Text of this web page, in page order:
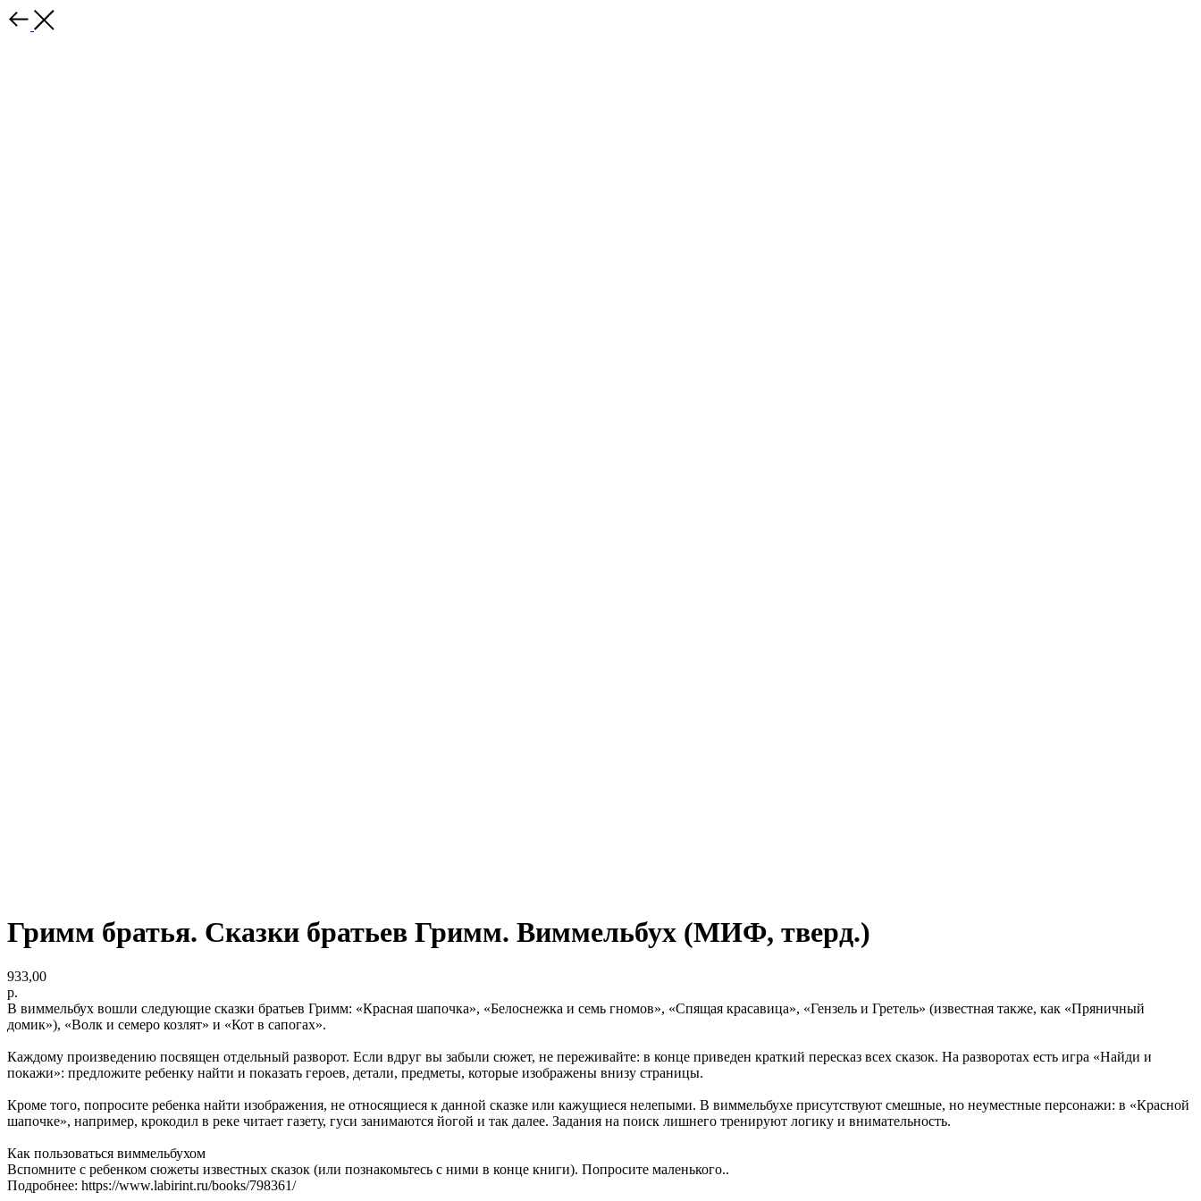
Гримм братья. Сказки братьев Гримм. Виммельбух (МИФ, тверд.)
933,00
р.
В виммельбух вошли следующие сказки братьев Гримм: «Красная шапочка», «Белоснежка и семь гномов», «Спящая красавица», «Гензель и Гретель» (известная также, как «Пряничный
домик»), «Волк и семеро козлят» и «Кот в сапогах».
Каждому произведению посвящен отдельный разворот. Если вдруг вы забыли сюжет, не переживайте: в конце приведен краткий пересказ всех сказок. На разворотах есть игра «Найди и
покажи»: предложите ребенку найти и показать героев, детали, предметы, которые изображены внизу страницы.
Кроме того, попросите ребенка найти изображения, не относящиеся к данной сказке или кажущиеся нелепыми. В виммельбухе присутствуют смешные, но неуместные персонажи: в «Красной
шапочке», например, крокодил в реке читает газету, гуси занимаются йогой и так далее. Задания на поиск лишнего тренируют логику и внимательность.
Как пользоваться виммельбухом
Вспомните с ребенком сюжеты известных сказок (или познакомьтесь с ними в конце книги). Попросите маленького..
Подробнее: https://www.labirint.ru/books/798361/